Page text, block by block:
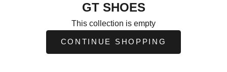
GT SHOES
This collection is empty
CONTINUE SHOPPING